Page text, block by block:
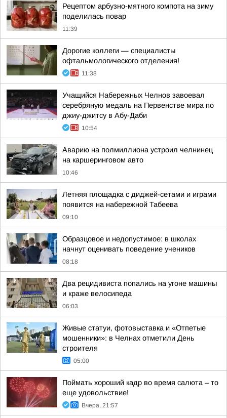
Рецептом арбузно-мятного компота на зиму
поделилась повар
11:39
Дорогие коллеги — специалисты
офтальмологического отделения!
11:38
Учащийся Набережных Челнов завоевал
серебряную медаль на Первенстве мира по
джиу-джитсу в Абу-Даби
10:54
Аварию на полмиллиона устроил челнинец
на каршеринговом авто
10:46
Летняя площадка с диджей-сетами и играми
появится на набережной Табеева
09:10
Образцовое и недопустимое: в школах
начнут оценивать поведение учеников
08:18
Два рецидивиста попались на угоне машины
и краже велосипеда
06:03
Живые статуи, фотовыставка и «Отпетые
мошенники»: в Челнах отметили День
строителя
05:00
Поймать хороший кадр во время салюта – то
еще удовольствие!
Вчера, 21:57